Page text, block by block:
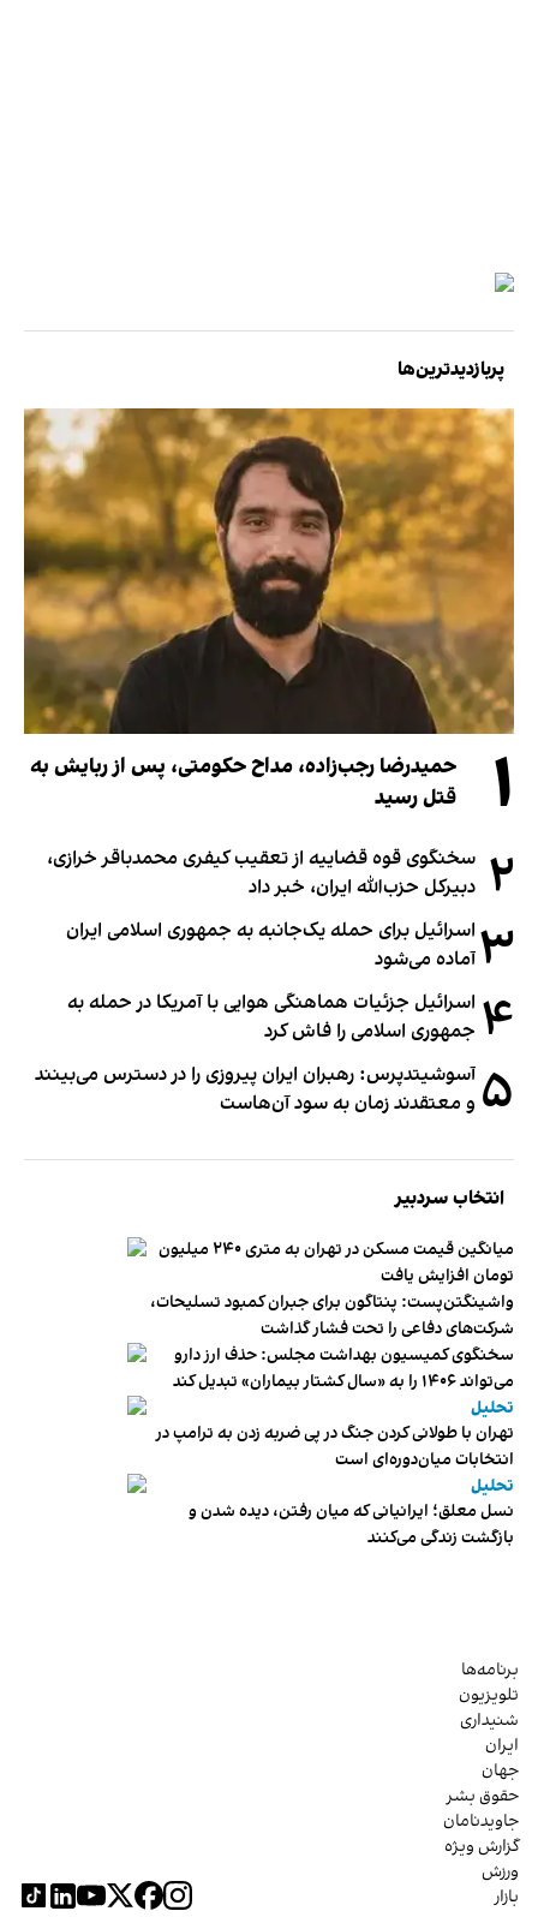
پربازدیدترین‌ها
۱
حمیدرضا رجب‌زاده، مداح حکومتی، پس از ربایش به
قتل رسید
۲ سخنگوی قوه قضاییه از تعقیب کیفری محمدباقر خرازی،
دبیر‌کل حزب‌الله ایران، خبر داد
۳ اسرائیل برای حمله یک‌جانبه به جمهوری اسلامی ایران
آماده می‌شود
۴ اسرائیل جزئیات هماهنگی هوایی با آمریکا در حمله به
جمهوری اسلامی را فاش کرد
۵ آسوشیتدپرس: رهبران ایران پیروزی را در دسترس می‌بینند
و معتقدند زمان به سود آن‌هاست
انتخاب سردبیر
میانگین قیمت مسکن در تهران به متری ۲۴۰ میلیون
تومان افزایش یافت
واشینگتن‌پست: پنتاگون برای جبران کمبود تسلیحات،
شرکت‌های دفاعی را تحت فشار گذاشت
سخنگوی کمیسیون بهداشت مجلس: حذف ارز دارو
می‌تواند ۱۴۰۶ را به «سال کشتار بیماران» تبدیل کند
تحلیل
تهران با طولانی کردن جنگ در پی ضربه زدن به ترامپ در
انتخابات میان‌دوره‌ای است
تحلیل
نسل معلق؛ ایرانیانی که میان رفتن، دیده شدن و
بازگشت زندگی می‌کنند
برنامه‌ها
تلویزیون
شنیداری
ایران
جهان
حقوق بشر
جاویدنامان
گزارش ویژه
ورزش
بازار